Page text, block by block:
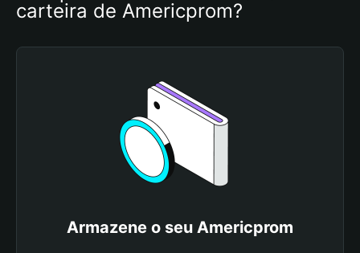
carteira de Americprom?
Armazene o seu Americprom